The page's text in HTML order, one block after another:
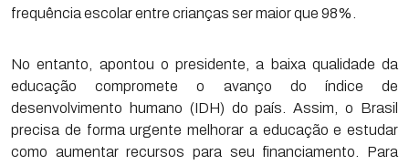
frequência escolar entre crianças ser maior que 98%.
No entanto, apontou o presidente, a baixa qualidade da
educação compromete o avanço do índice de
desenvolvimento humano (IDH) do país. Assim, o Brasil
precisa de forma urgente melhorar a educação e estudar
como aumentar recursos para seu financiamento. Para